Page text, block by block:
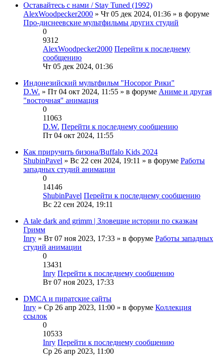
Оставайтесь с нами / Stay Tuned (1992)
AlexWoodpecker2000 » Чт 05 дек 2024, 01:36 » в форуме
Про-диснеевские мультфильмы других студий
0
9312
AlexWoodpecker2000 Перейти к последнему
сообщению
Чт 05 дек 2024, 01:36
Индонезийский мультфильм "Носорог Рики"
D.W. » Пт 04 окт 2024, 11:55 » в форуме Аниме и другая
"восточная" анимация
0
11063
D.W. Перейти к последнему сообщению
Пт 04 окт 2024, 11:55
Как приручить бизона/Buffalo Kids 2024
ShubinPavel » Вс 22 сен 2024, 19:11 » в форуме Работы
западных студий анимации
0
14146
ShubinPavel Перейти к последнему сообщению
Вс 22 сен 2024, 19:11
A tale dark and grimm | Зловещие истории по сказкам
Гримм
Inry » Вт 07 ноя 2023, 17:33 » в форуме Работы западных
студий анимации
0
13431
Inry Перейти к последнему сообщению
Вт 07 ноя 2023, 17:33
DMCA и пиратские сайты
Inry » Ср 26 апр 2023, 11:00 » в форуме Коллекция
ссылок
0
10533
Inry Перейти к последнему сообщению
Ср 26 апр 2023, 11:00